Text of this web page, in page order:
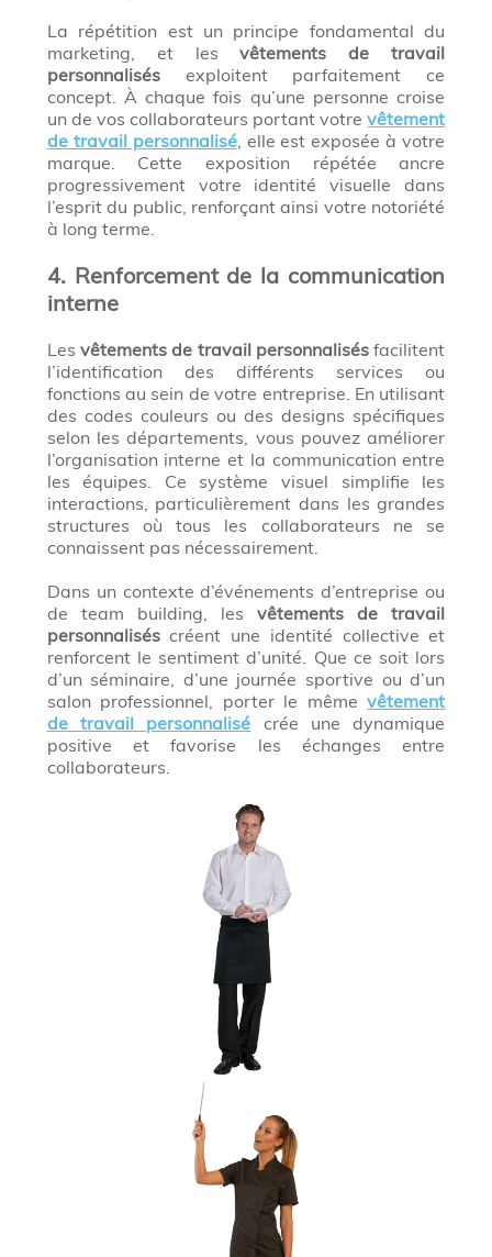
La répétition est un principe fondamental du
marketing, et lesvêtements de travail
personnalisésexploitent parfaitement ce
concept. À chaque fois qu’une personne croise
un de vos collaborateurs portant votrevêtement
de travail personnalisé, elle est exposée à votre
marque. Cette exposition répétée ancre
progressivement votre identité visuelle dans
l’esprit du public, renforçant ainsi votre notoriété
à long terme.
4. Renforcement de la communication
interne
Les vêtements de travail personnalisés facilitent
l’identification des différents services ou
fonctions au sein de votre entreprise. En utilisant
des codes couleurs ou des designs spécifiques
selon les départements, vous pouvez améliorer
l’organisation interne et la communication entre
les équipes. Ce système visuel simplifie les
interactions, particulièrement dans les grandes
structures où tous les collaborateurs ne se
connaissent pas nécessairement.
Dans un contexte d’événements d’entreprise ou
de team building, lesvêtements de travail
personnaliséscréent une identité collective et
renforcent le sentiment d’unité. Que ce soit lors
d’un séminaire, d’une journée sportive ou d’un
salon professionnel, porter le mêmevêtement
de travail personnalisé crée une dynamique
positive et favorise les échanges entre
collaborateurs.